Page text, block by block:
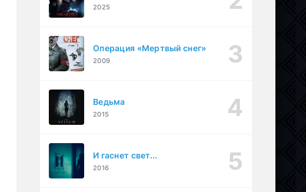
2025
Операция «Мертвый снег»
2009
Ведьма
2015
И гаснет свет...
2016